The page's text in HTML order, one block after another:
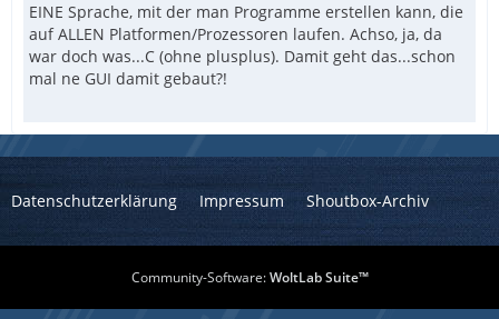
EINE Sprache, mit der man Programme erstellen kann, die
auf ALLEN Platformen/Prozessoren laufen. Achso, ja, da
war doch was...C (ohne plusplus). Damit geht das...schon
mal ne GUI damit gebaut?!
Datenschutzerklärung Impressum Shoutbox-Archiv
Community-Software:WoltLab Suite™